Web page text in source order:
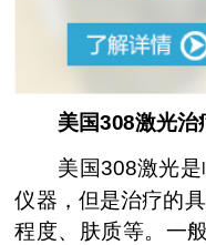
美国308激光治
美国308激光是
仪器，但是治疗的
程度、肤质等。一